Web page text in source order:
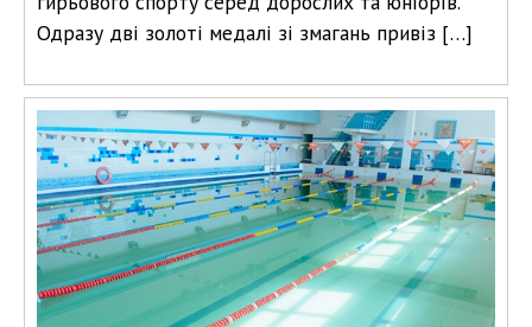
Одразу дві золоті медалі зі змагань привіз […]